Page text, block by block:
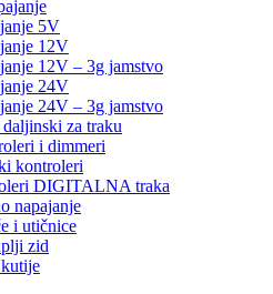
5V
12V
12V – 3g jamstvo
24V
24V – 3g jamstvo
za traku
i dimmeri
kontroleri
DIGITALNA traka
napajanje
i utičnice
zid